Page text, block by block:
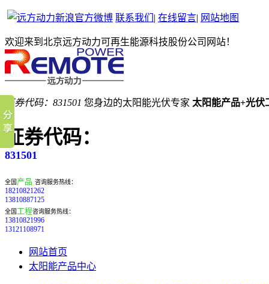
联系我们 | 在线留言| 网站地图
欢迎来到北京远方动力可再生能源科技股份公司网站！
证券代码：831501 您身边的太阳能光伏专家 太阳能产品+光伏
证券代码：
831501
全国 产品 咨询服务热线：
18210821262
13810887125
全国 工程咨询服务热线：
13810821996
13121108971
网站首页
太阳能产品中心